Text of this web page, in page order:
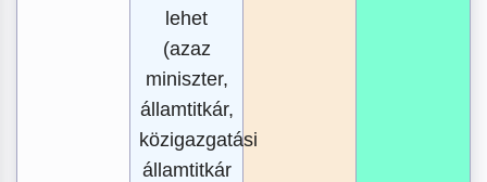
lehet
(azaz
miniszter,
államtitkár,
közigazgatási
államtitkár